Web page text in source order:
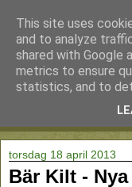
torsdag 18 april 2013
Bär Kilt -
This site uses
and to analyze
shared with Google
metrics to ensure
statistics, and to